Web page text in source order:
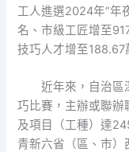
工人進選2024年“年
名、市級工匠增至
技巧人才增至188.67
近年來，自治區
巧比賽，主辦或聯
及項目（工種）達
青新六省（區、市）